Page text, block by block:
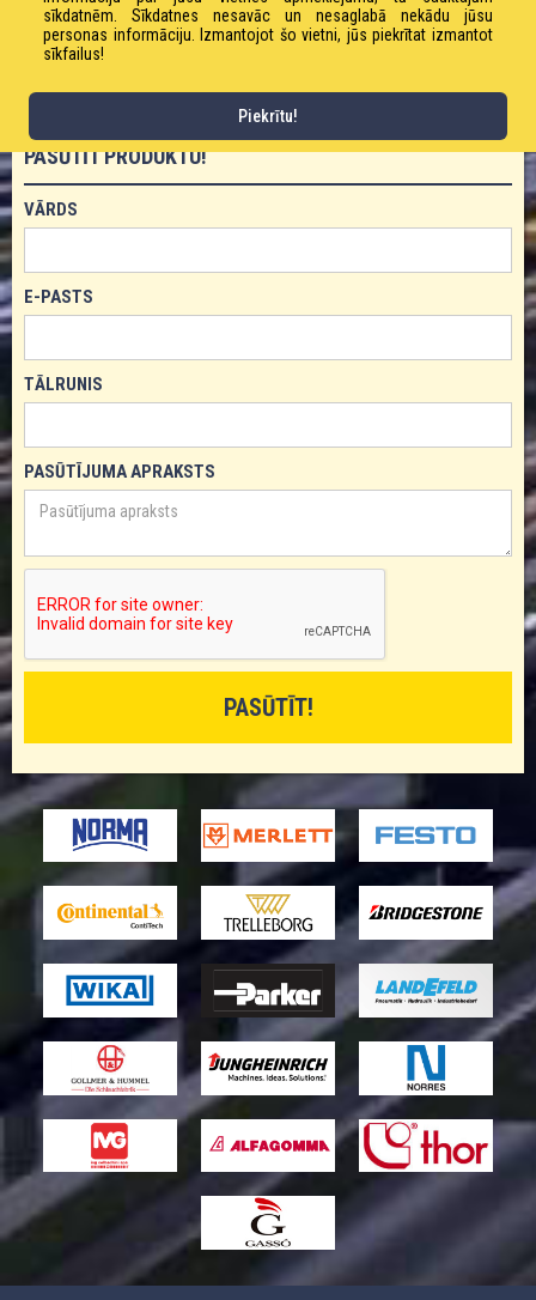
Svars: 950 g / m
Darba spiediens: 0,6 bāri
PASŪTĪT PRODUKTU!
VĀRDS
E-PASTS
TĀLRUNIS
PASŪTĪJUMA APRAKSTS
sīkdatnēm. Sīkdatnes nesavāc un nesaglabā nekādu jūsu
personas informāciju. Izmantojot šo vietni, jūs piekrītat izmantot
sīkfailus!
Piekrītu!